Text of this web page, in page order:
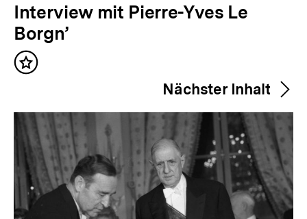
V
o
r
h
r
e
r
Interview mit Pierre-Yves Le
Borgn’
Inhalt
Nächster Inhalt